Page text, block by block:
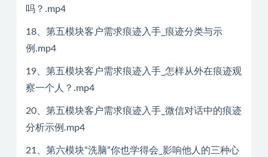
吗？.mp4
18、第五模块客户需求痕迹入手_痕迹分类与示
例.mp4
19、第五模块客户需求痕迹入手_怎样从外在痕迹观
察一个人？.mp4
20、第五模块客户需求痕迹入手_微信对话中的痕迹
分析示例.mp4
21、第六模块“洗脑”你也学得会_影响他人的三种心